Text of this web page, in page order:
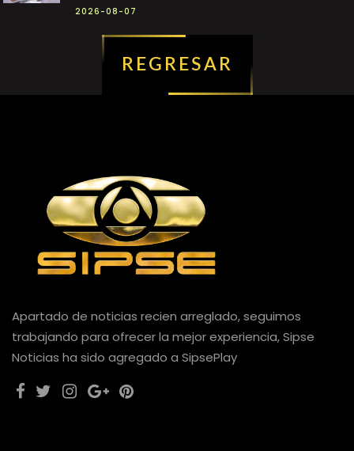
2026-08-07
REGRESAR
Apartado de noticias recien arreglado, seguimos
trabajando para ofrecer la mejor experiencia, Sipse
Noticias ha sido agregado a SipsePlay